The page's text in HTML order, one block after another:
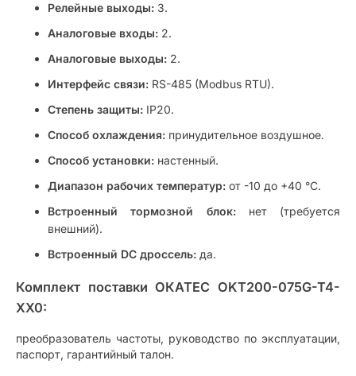
Релейные выходы: 3.
Аналоговые входы: 2.
Аналоговые выходы: 2.
Интерфейс связи: RS-485 (Modbus RTU).
Степень защиты: IP20.
Способ охлаждения: принудительное воздушное.
Способ установки: настенный.
Диапазон рабочих температур: от -10 до +40 °C.
Встроенный тормозной блок:нет (требуется
внешний).
Встроенный DC дроссель: да.
Комплект поставки ОКАТЕС OKT200-075G-T4-
XX0:
преобразователь частоты, руководство по эксплуатации,
паспорт, гарантийный талон.